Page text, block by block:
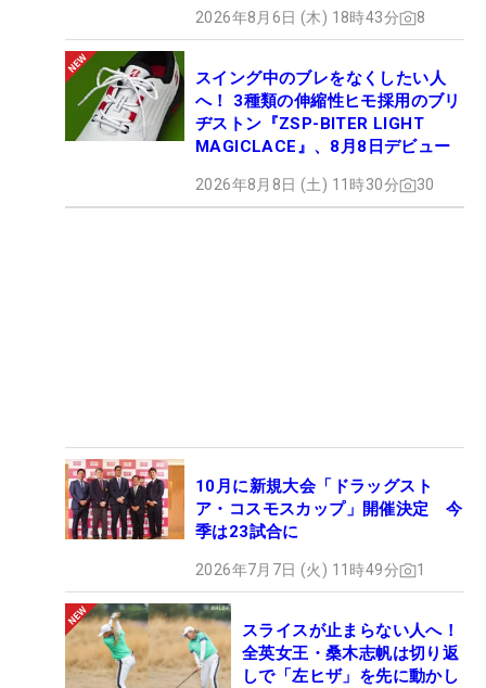
2026年8月6日 (木) 18時43分 8
スイング中のブレをなくしたい人
へ！ 3種類の伸縮性ヒモ採用のブリ
ヂストン『ZSP-BITER LIGHT
MAGICLACE』、8月8日デビュー
2026年8月8日 (土) 11時30分 30
10月に新規大会「ドラッグスト
ア・コスモスカップ」開催決定 今
季は23試合に
2026年7月7日 (火) 11時49分 1
スライスが止まらない人へ！
全英女王・桑木志帆は切り返
しで「左ヒザ」を先に動かし